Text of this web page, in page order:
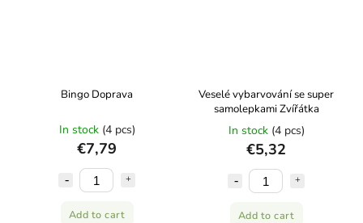
Bingo Doprava
In stock (4 pcs)
€7,79
Add to cart
Veselé vybarvování se super
samolepkami Zvířátka
In stock (4 pcs)
€5,32
Add to cart